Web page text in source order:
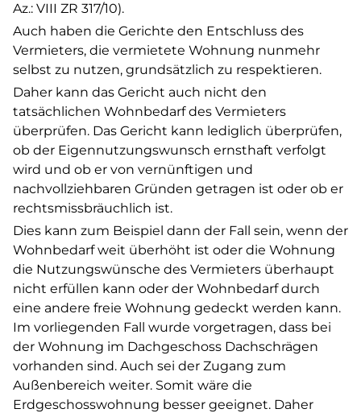
Az.: VIII ZR 317/10).
Auch haben die Gerichte den Entschluss des
Vermieters, die vermietete Wohnung nunmehr
selbst zu nutzen, grundsätzlich zu respektieren.
Daher kann das Gericht auch nicht den
tatsächlichen Wohnbedarf des Vermieters
überprüfen. Das Gericht kann lediglich überprüfen,
ob der Eigennutzungswunsch ernsthaft verfolgt
wird und ob er von vernünftigen und
nachvollziehbaren Gründen getragen ist oder ob er
rechtsmissbräuchlich ist.
Dies kann zum Beispiel dann der Fall sein, wenn der
Wohnbedarf weit überhöht ist oder die Wohnung
die Nutzungswünsche des Vermieters überhaupt
nicht erfüllen kann oder der Wohnbedarf durch
eine andere freie Wohnung gedeckt werden kann.
Im vorliegenden Fall wurde vorgetragen, dass bei
der Wohnung im Dachgeschoss Dachschrägen
vorhanden sind. Auch sei der Zugang zum
Außenbereich weiter. Somit wäre die
Erdgeschosswohnung besser geeignet. Daher